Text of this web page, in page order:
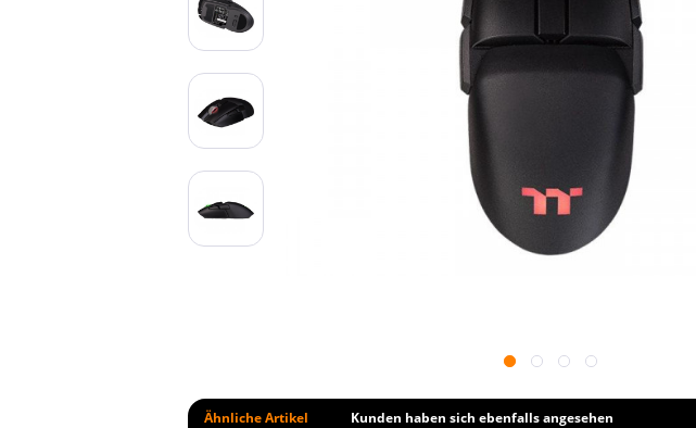
Ähnliche Artikel Kunden haben sich ebenfalls angesehen